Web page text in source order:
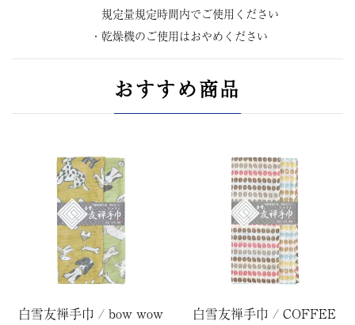
規定量規定時間内でご使用ください
・乾燥機のご使用はおやめください
おすすめ商品
白雪友禅手巾 / bow wow
白雪友禅手巾 / COFFEE